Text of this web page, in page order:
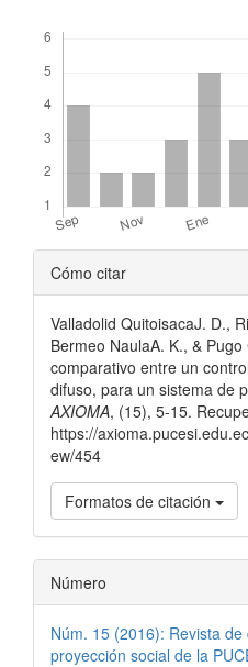
Detalles
del
artículo
Cómo citar
Valladolid QuitoisacaJ. D.,
Bermeo NaulaA. K., &
comparativo entre un
difuso, para un sistema de
AXIOMA, (15), 5-15.
https://
ew/454
Formatos de citación
Número
Núm. 15 (2016): Revista
proyección social de la